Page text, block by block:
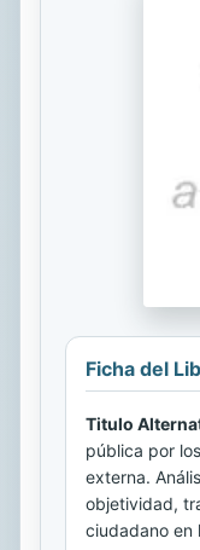
Ficha del
Titulo
pública por
externa.
objetividad,
ciudadano en